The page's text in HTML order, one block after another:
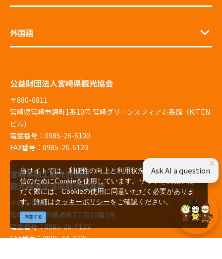
外国語
公益財団法人宮崎県観光協会
〒880-0811
宮崎県宮崎市錦町1番10号 宮崎グリーンスフィア壱番館（KITEN
ビル)
電話番号：0985-26-6100
FAX番号：0985-26-6123
宮崎県商工観光労働部
観光経済交流局観光推進課
〒880-8501
宮崎県宮崎市橘通東2丁目10番1号
電話番号：0985-26-7103
FAX番号：0985-44-4725
当サイトでは、利便性の向上と利用状況の解析、広告配
信のためにCookieを使用しています。サイトを閲覧いた
だく際には、Cookieの使用に同意いただく必要がありま
す。詳細はクッキーポリシーをご確認ください。
同意する
×
Ask AI a question